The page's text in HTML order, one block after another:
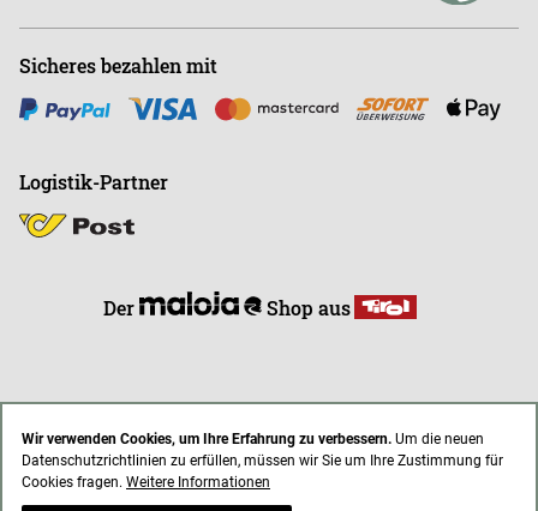
Wir verwenden Cookies, um Ihre Erfahrung zu verbessern. Um die neuen
Datenschutzrichtlinien zu erfüllen, müssen wir Sie um Ihre Zustimmung für
Cookies fragen. Weitere Informationen
Sicheres bezahlen mit
Logistik-Partner
Der Shop aus
* Alle Preise inkl. gesetzl. Mehrwertsteuer zzgl. Versandkosten